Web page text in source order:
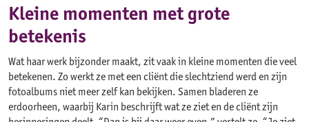
Kleine momenten met grote
betekenis
Wat haar werk bijzonder maakt, zit vaak in kleine momenten die veel
betekenen. Zo werkt ze met een cliënt die slechtziend werd en zijn
fotoalbums niet meer zelf kan bekijken. Samen bladeren ze
erdoorheen, waarbij Karin beschrijft wat ze ziet en de cliënt zijn